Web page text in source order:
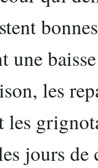
une
les
les
jours de